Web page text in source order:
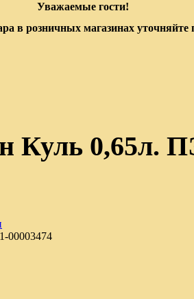
Уважаемые гости!
в розничных магазинах уточняйте
Куль 0,65л.
00003474